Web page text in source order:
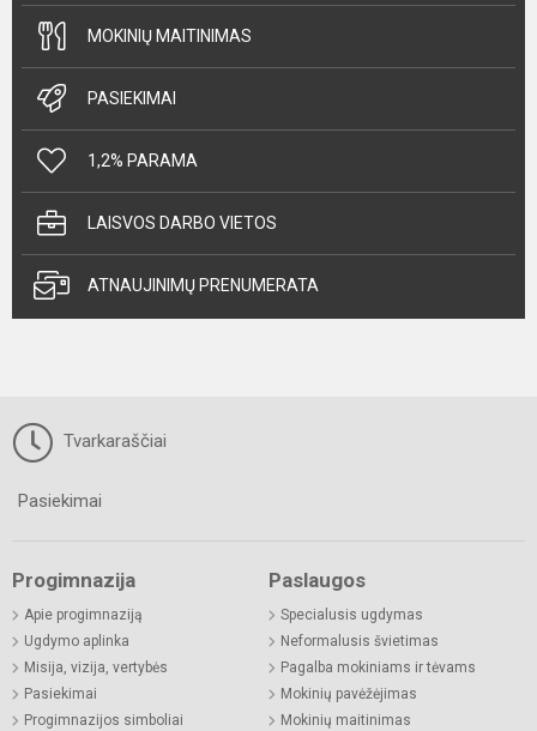
MOKINIŲ MAITINIMAS
PASIEKIMAI
1,2% PARAMA
LAISVOS DARBO VIETOS
ATNAUJINIMŲ PRENUMERATA
Tvarkaraščiai
Pasiekimai
Progimnazija
Apie progimnaziją
Ugdymo aplinka
Misija, vizija, vertybės
Pasiekimai
Progimnazijos simboliai
Paslaugos
Specialusis ugdymas
Neformalusis švietimas
Pagalba mokiniams ir tėvams
Mokinių pavėžėjimas
Mokinių maitinimas